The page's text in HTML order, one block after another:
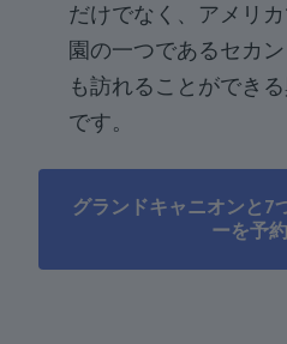
だけでなく、アメリ
園の一つであるセカ
も訪れることができ
です。
グランドキャニオンと7
ーを予